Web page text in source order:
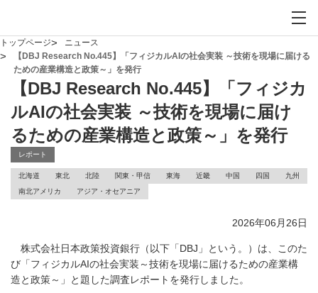
トップページ
ニュース
【DBJ Research No.445】「フィジカルAIの社会実装 ～技術を現場に届ける
ための産業構造と政策～」を発行
【DBJ Research No.445】「フィジカ
ルAIの社会実装 ～技術を現場に届け
るための産業構造と政策～」を発行
レポート
北海道 東北 北陸 関東・甲信 東海 近畿 中国 四国
九州
南北アメリカ
アジア・オセアニア
2026年06月26日
株式会社日本政策投資銀行（以下「DBJ」という。）は、このた
び「フィジカルAIの社会実装～技術を現場に届けるための産業構
造と政策～」と題した調査レポートを発行しました。